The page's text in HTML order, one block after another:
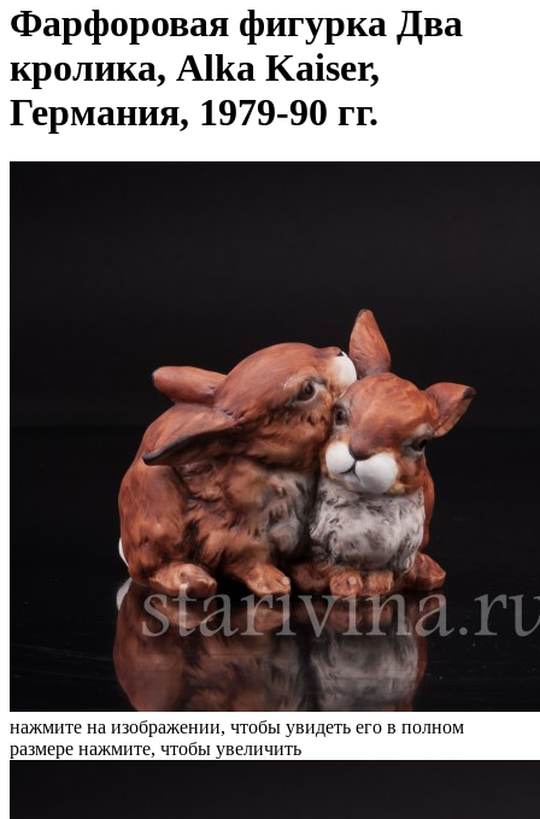
Фарфоровая фигурка Два
кролика, Alka Kaiser,
Германия, 1979-90 гг.
нажмите на изображении, чтобы увидеть его в полном
размере нажмите, чтобы увеличить